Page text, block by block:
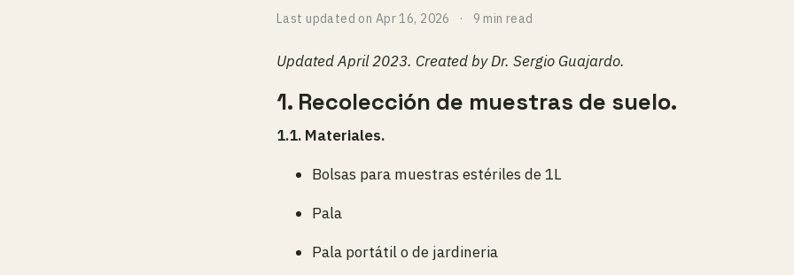
Last updated on Apr 16, 2026 9 min read
Updated April 2023. Created by Dr. Sergio Guajardo.
1. Recolección de muestras de suelo.
1.1. Materiales.
Bolsas para muestras estériles de 1L
Pala
Pala portátil o de jardineria